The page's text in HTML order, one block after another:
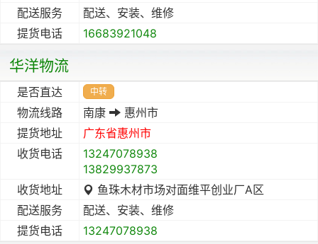
配送服务
配送、安装、维修
提货电话
16683921048
华洋物流
是否直达 中转
物流线路 南康
惠州市
提货地址
广东省惠州市
收货电话
13247078938
13829937873
收货地址
鱼珠木材市场对面维平创业厂A区
配送服务
配送、安装、维修
提货电话
13247078938